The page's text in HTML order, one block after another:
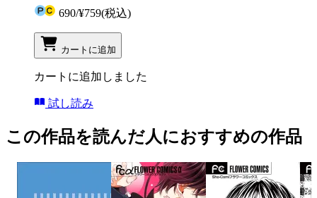
690/¥759(税込)
カートに追加
カートに追加しました
試し読み
この作品を読んだ人におすすめの作品